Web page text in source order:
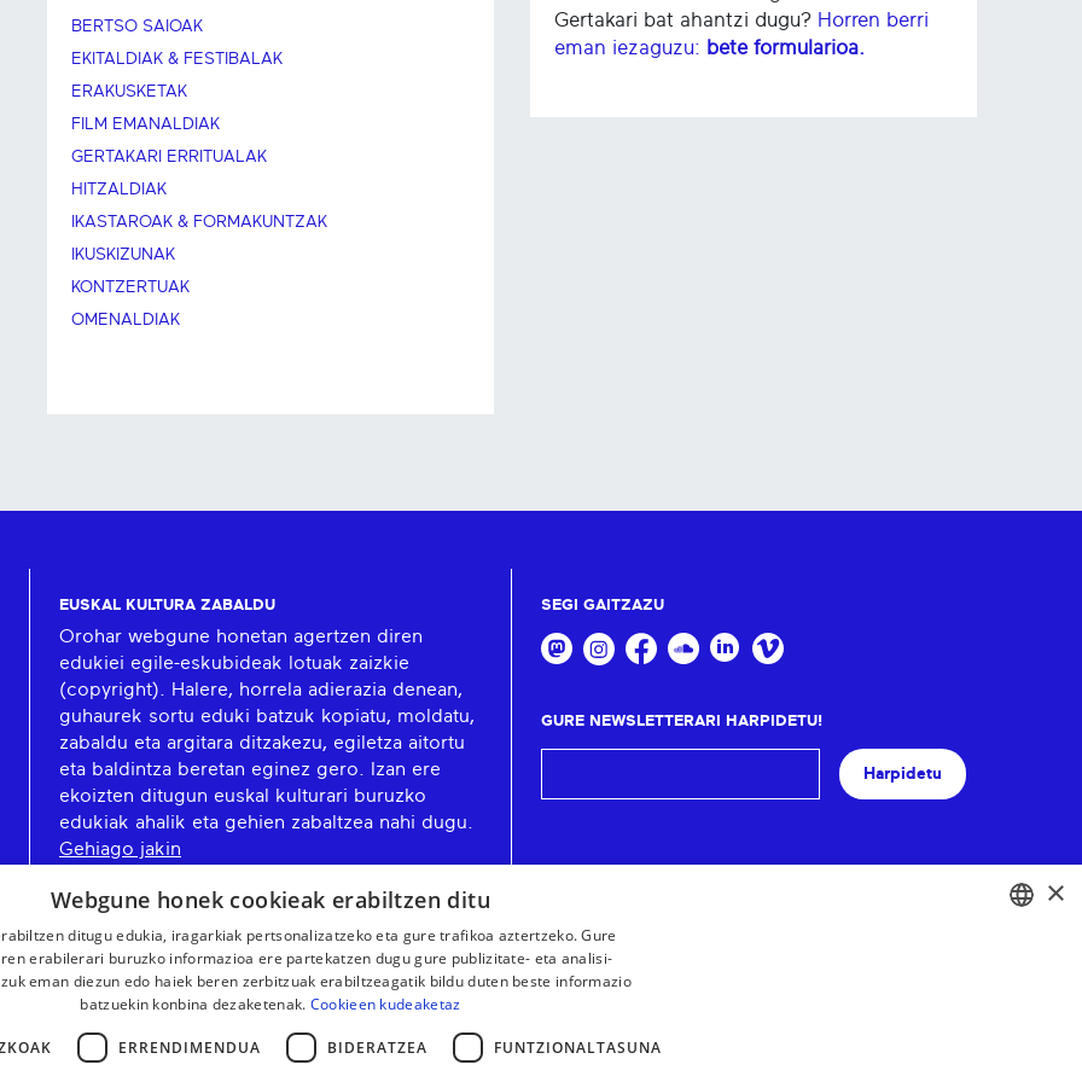
BERTSO SAIOAK
EKITALDIAK & FESTIBALAK
ERAKUSKETAK
FILM EMANALDIAK
GERTAKARI ERRITUALAK
HITZALDIAK
IKASTAROAK & FORMAKUNTZAK
IKUSKIZUNAK
KONTZERTUAK
OMENALDIAK
Gertakari bat ahantzi dugu? Horren berri
eman iezaguzu: bete formularioa.
EUSKAL KULTURA ZABALDU
Orohar webgune honetan agertzen diren
edukiei egile-eskubideak lotuak zaizkie
(copyright). Halere, horrela adierazia denean,
guhaurek sortu eduki batzuk kopiatu, moldatu,
zabaldu eta argitara ditzakezu, egiletza aitortu
eta baldintza beretan eginez gero. Izan ere
ekoizten ditugun euskal kulturari buruzko
edukiak ahalik eta gehien zabaltzea nahi dugu.
Gehiago jakin
SEGI GAITZAZU
GURE NEWSLETTERARI HARPIDETU!
Harpidetu
×
Webgune honek cookieak erabiltzen ditu
ditugu edukia, iragarkiak pertsonalizatzeko eta gure trafikoa aztertzeko. Gure
erabilerari buruzko informazioa ere partekatzen dugu gure publizitate- eta analisi-
eman diezun edo haiek beren zerbitzuak erabiltzeagatik bildu duten beste informazio
batzuekin konbina dezaketenak. Cookieen kudeaketaz
ERRENDIMENDUA BIDERATZEA FUNTZIONALTASUNA